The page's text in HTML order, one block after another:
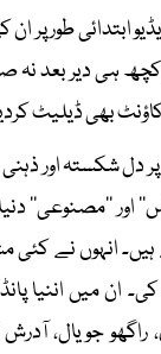
ابتدائی طور پر ان
ہی دیر بعد نہ
بھی ڈیلیٹ
دل شکستہ اور ذہنی
اور ’’مصنوعی‘‘
ہیں۔ انہوں نے
ان میں اننیا
جویال،